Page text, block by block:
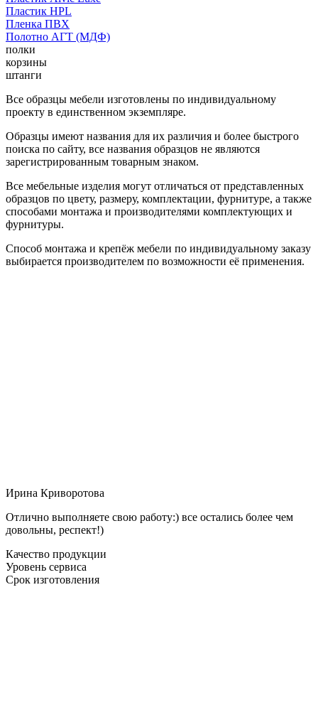
Пластик HPL
Пленка ПВХ
Полотно АГТ (МДФ)
полки
корзины
штанги
Все образцы мебели изготовлены по индивидуальному
проекту в единственном экземпляре.
Образцы имеют названия для их различия и более быстрого
поиска по сайту, все названия образцов не являются
зарегистрированным товарным знаком.
Все мебельные изделия могут отличаться от представленных
образцов по цвету, размеру, комплектации, фурнитуре, а также
способами монтажа и производителями комплектующих и
фурнитуры.
Способ монтажа и крепёж мебели по индивидуальному заказу
выбирается производителем по возможности её применения.
Ирина Криворотова
Отлично выполняете свою работу:) все остались более чем
довольны, респект!)
Качество продукции
Уровень сервиса
Срок изготовления